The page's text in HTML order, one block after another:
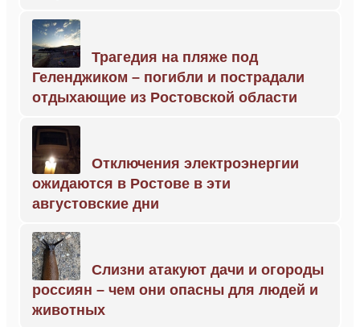
Трагедия на пляже под
Геленджиком – погибли и пострадали
отдыхающие из Ростовской области
Отключения электроэнергии
ожидаются в Ростове в эти
августовские дни
Слизни атакуют дачи и огороды
россиян – чем они опасны для людей и
животных